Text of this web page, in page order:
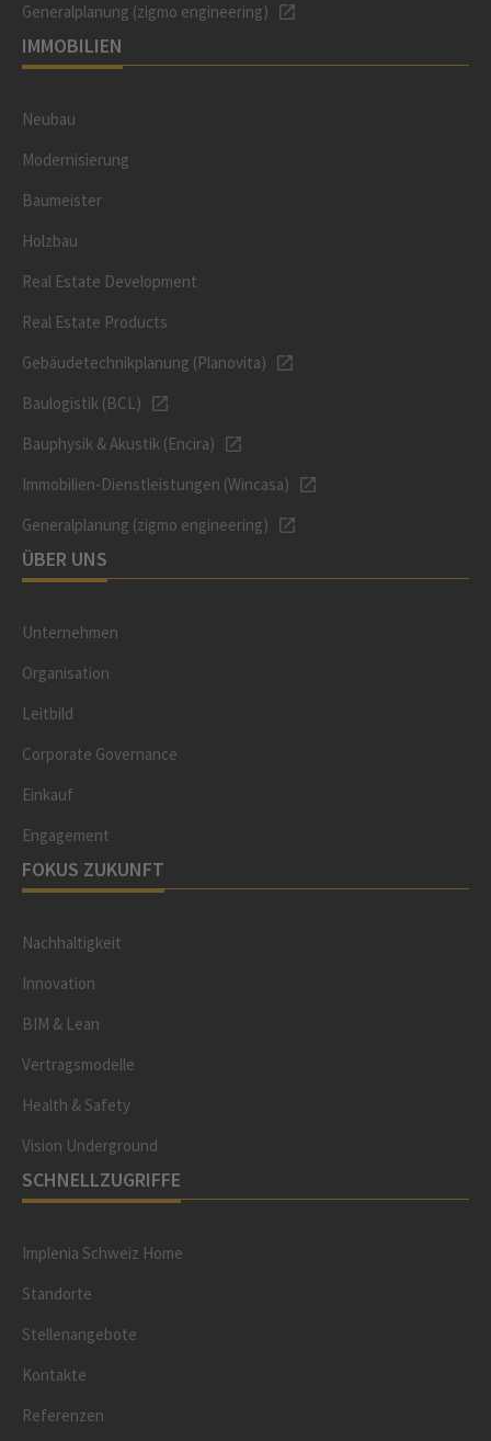
Generalplanung (zigmo engineering)
IMMOBILIEN
Neubau
Modernisierung
Baumeister
Holzbau
Real Estate Development
Real Estate Products
Gebäudetechnikplanung (Planovita)
Baulogistik (BCL)
Bauphysik & Akustik (Encira)
Immobilien-Dienstleistungen (Wincasa)
Generalplanung (zigmo engineering)
ÜBER UNS
Unternehmen
Organisation
Leitbild
Corporate Governance
Einkauf
Engagement
FOKUS ZUKUNFT
Nachhaltigkeit
Innovation
BIM & Lean
Vertragsmodelle
Health & Safety
Vision Underground
SCHNELLZUGRIFFE
Implenia Schweiz Home
Standorte
Stellenangebote
Kontakte
Referenzen